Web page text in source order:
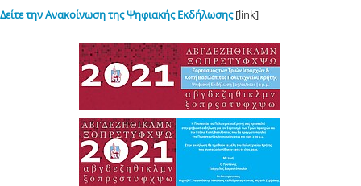
Δείτε την Ανακοίνωση της Ψηφιακής Εκδήλωσης[link]